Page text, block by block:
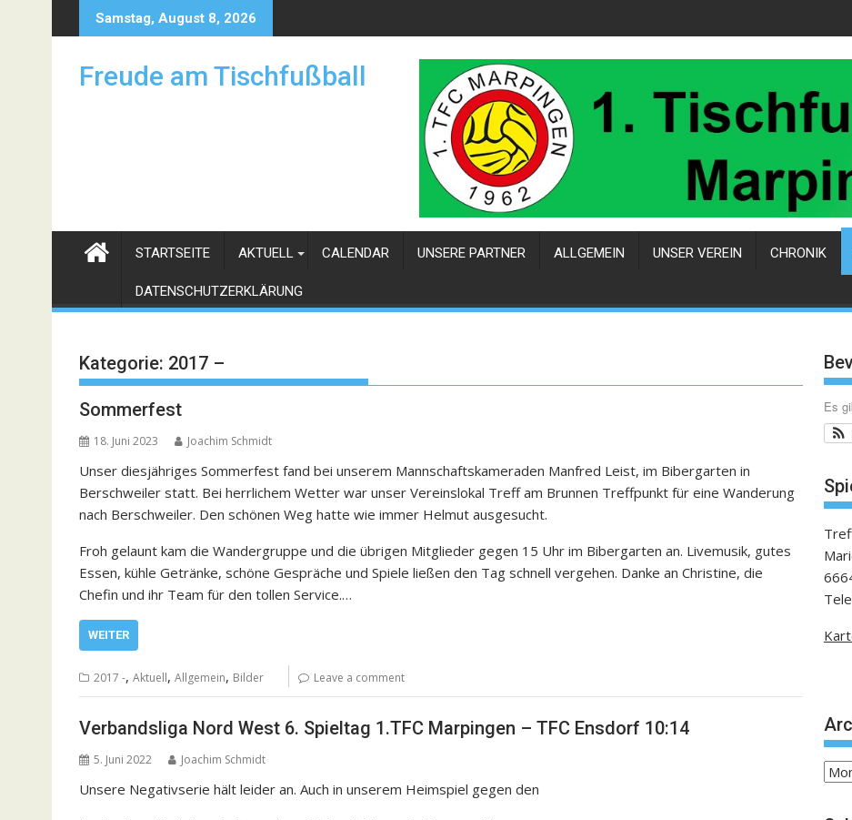
to
Samstag, August 8, 2026
Freude am Tischfußball
STARTSEITE AKTUELL CALENDAR UNSERE PARTNER ALLGEMEIN UNSER VEREIN CHRONIK
DATENSCHUTZERKLÄRUNG
Kategorie: 2017 –
Sommerfest
18. Juni 2023 Joachim Schmidt
Unser diesjähriges Sommerfest fand bei unserem Mannschaftskameraden Manfred Leist, im Bibergarten in
Berschweiler statt. Bei herrlichem Wetter war unser Vereinslokal Treff am Brunnen Treffpunkt für eine Wanderung
nach Berschweiler. Den schönen Weg hatte wie immer Helmut ausgesucht.
Froh gelaunt kam die Wandergruppe und die übrigen Mitglieder gegen 15 Uhr im Bibergarten an. Livemusik, gutes
Essen, kühle Getränke, schöne Gespräche und Spiele ließen den Tag schnell vergehen. Danke an Christine, die
Chefin und ihr Team für den tollen Service.…
WEITER
2017 -, Aktuell, Allgemein, Bilder Leave a comment
Verbandsliga Nord West 6. Spieltag 1.TFC Marpingen – TFC Ensdorf 10:14
5. Juni 2022 Joachim Schmidt
Unsere Negativserie hält leider an. Auch in unserem Heimspiel gegen den
Es